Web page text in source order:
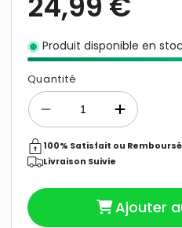
Prix
habituel
24,99 €
Produit disponible en
Quantité
Réduire
la
quantité
de
Mélodieux
Augmenter
la
quantité
Mélodieux
|
Sonea™
100% Satisfait ou Remboursé
Livraison Suivie
Ajouter